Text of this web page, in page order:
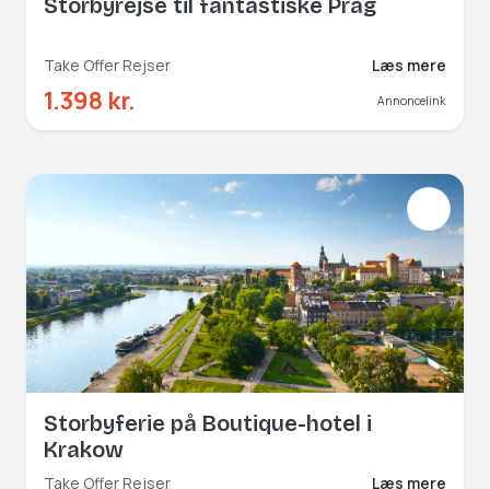
Storbyrejse til fantastiske Prag
Take Offer Rejser Læs mere
1.398 kr. Annoncelink
Storbyferie på Boutique-hotel i
Krakow
Take Offer Rejser Læs mere